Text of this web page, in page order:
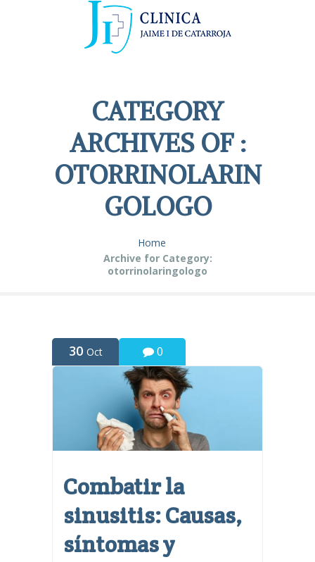
CATEGORY
ARCHIVES OF :
OTORRINOLARIN
GOLOGO
Home
Archive for Category:
otorrinolaringologo
30 Oct 0
Combatir la
sinusitis: Causas,
síntomas y